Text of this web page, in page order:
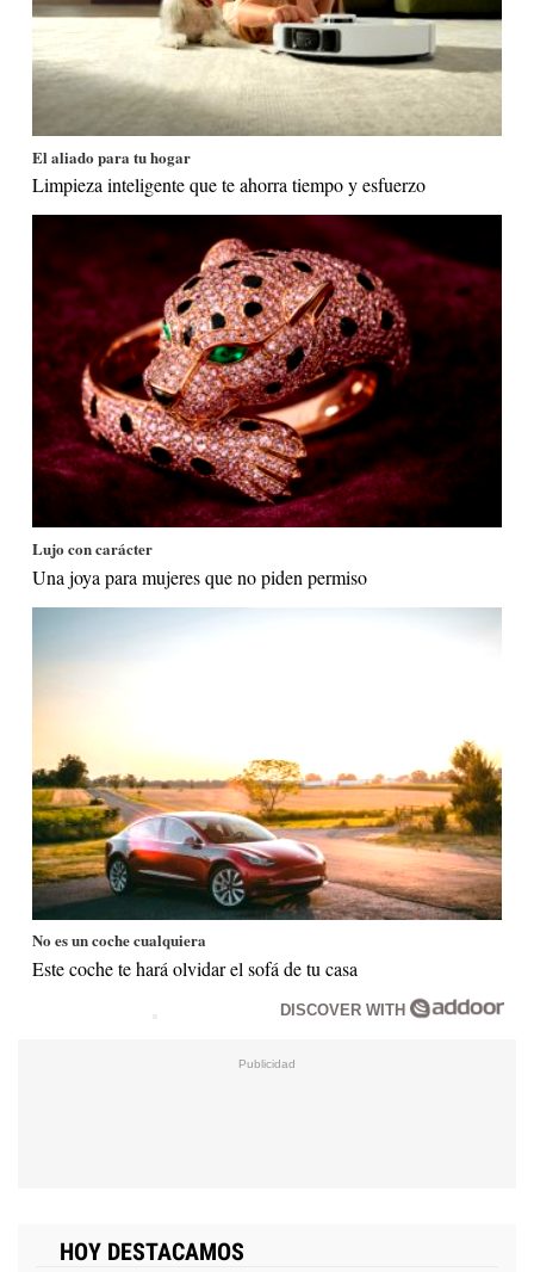
El aliado para tu hogar
Limpieza inteligente que te ahorra tiempo y esfuerzo
Lujo con carácter
Una joya para mujeres que no piden permiso
No es un coche cualquiera
Este coche te hará olvidar el sofá de tu casa
DISCOVER WITH
HOY DESTACAMOS